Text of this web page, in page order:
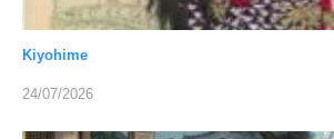
Kiyohime
24/07/2026